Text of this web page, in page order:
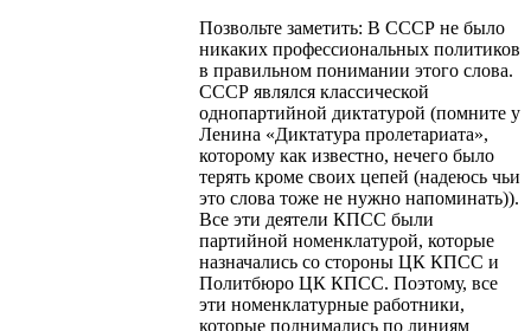
Позвольте заметить: В СССР не было
никаких профессиональных политиков
в правильном понимании этого слова.
СССР являлся классической
однопартийной диктатурой (помните у
Ленина «Диктатура пролетариата»,
которому как известно, нечего было
терять кроме своих цепей (надеюсь чьи
это слова тоже не нужно напоминать)).
Все эти деятели КПСС были
партийной номенклатурой, которые
назначались со стороны ЦК КПСС и
Политбюро ЦК КПСС. Поэтому, все
эти номенклатурные работники,
которые поднимались по линиям